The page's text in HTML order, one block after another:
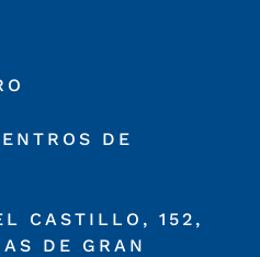
DE
CASTILLO, 152,
DE GRAN